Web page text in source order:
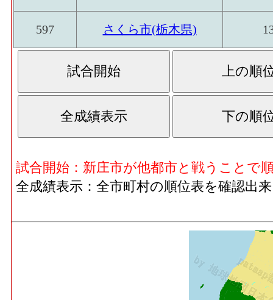
597 さくら市(栃木県)
試合開始：新庄市が他都市と戦うことで
全成績表示：全市町村の順位表を確認出